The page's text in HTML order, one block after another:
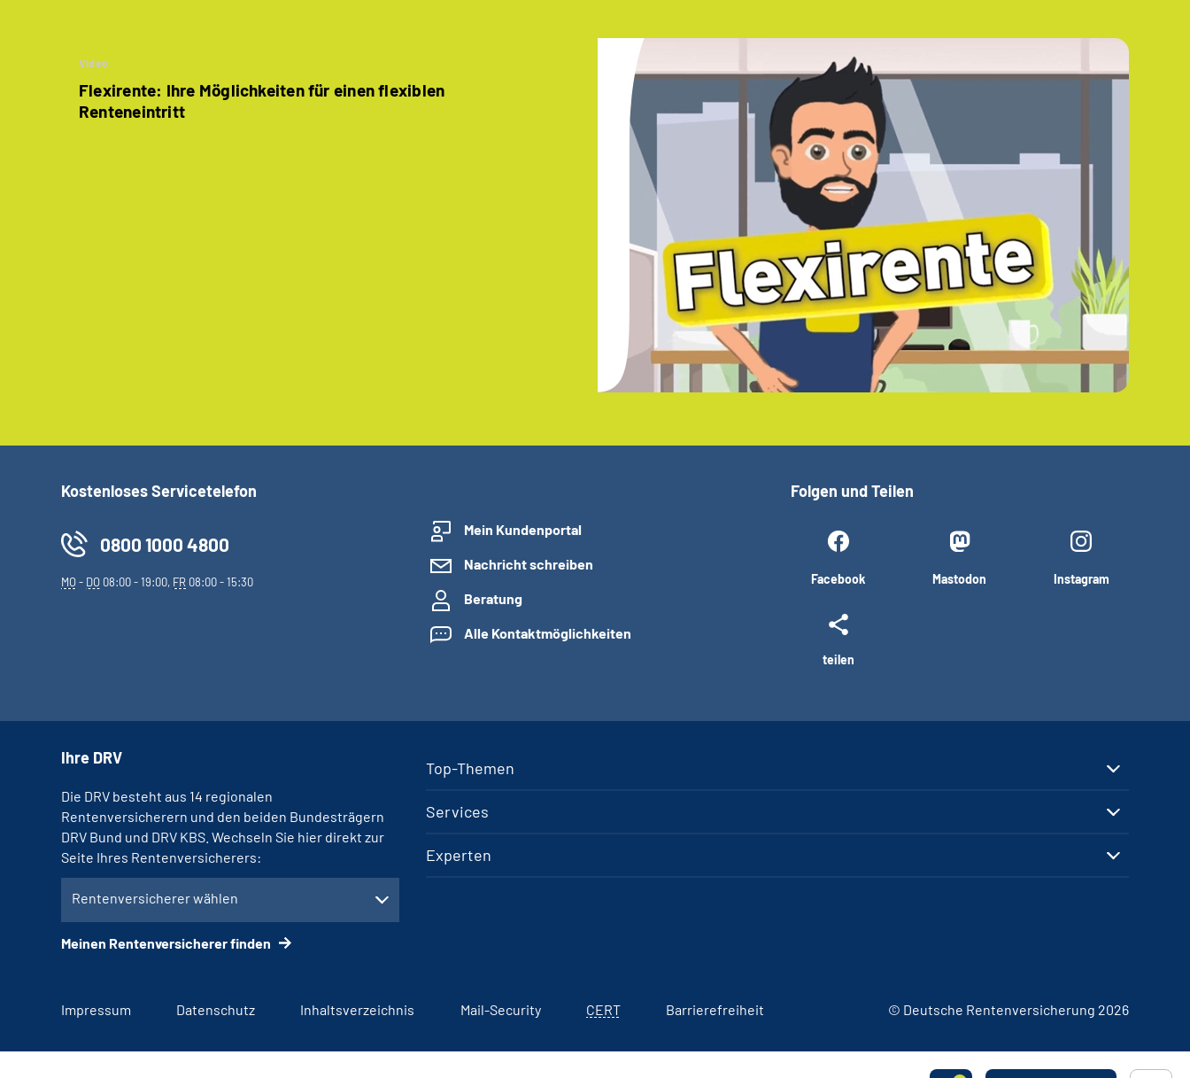
Video
Flexirente: Ihre Möglichkeiten für einen flexiblen
Renteneintritt
Kostenloses Servicetelefon
0800 1000 4800
MO- DO 08:00 - 19:00, FR 08:00 - 15:30
Mein Kundenportal
Nachricht schreiben
Beratung
Alle Kontaktmöglichkeiten
Folgen und Teilen
Facebook Mastodon Instagram
teilen
Top-Themen
Services
Experten
Ihre DRV
Die DRV besteht aus 14 regionalen
Rentenversicherern und den beiden Bundesträgern
DRV Bund und DRV KBS. Wechseln Sie hier direkt zur
Seite Ihres Rentenversicherers:
Rentenversicherer wählen
Meinen Rentenversicherer finden
Impressum Datenschutz Inhaltsverzeichnis Mail-Security CERT Barrierefreiheit © Deutsche Rentenversicherung 2026